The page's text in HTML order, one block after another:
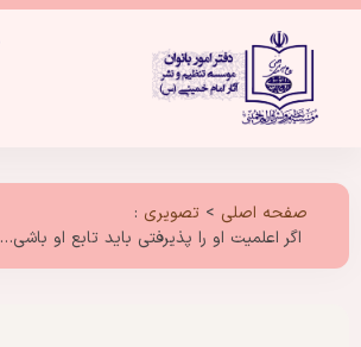
صفحه اصلی > تصویری :
اگر اعلمیت او را پذیرفتی باید تابع او باشی…